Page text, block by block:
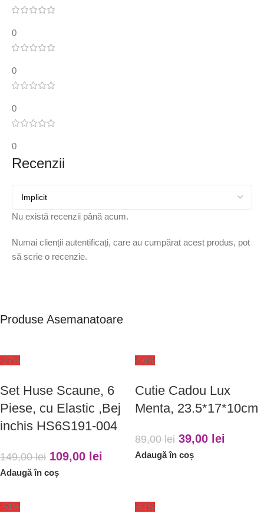
0
0
0
0
Recenzii
Nu există recenzii până acum.
Numai clienții autentificați, care au cumpărat acest produs, pot
să scrie o recenzie.
Produse Asemanatoare
-27%
Set Huse Scaune, 6
Piese, cu Elastic ,Bej
inchis HS6S191-004
149,00lei 109,00 lei
Adaugă în coș
-56%
Cutie Cadou Lux
Menta, 23.5*17*10cm
89,00lei 39,00 lei
Adaugă în coș
-51% -61%